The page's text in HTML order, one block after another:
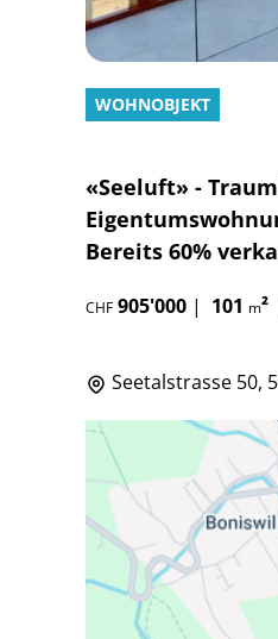
WOHNOBJEKT
«Seeluft» -
Bereits 60%
CHF 905'000 | 101 m²
Seetalstrasse 50,